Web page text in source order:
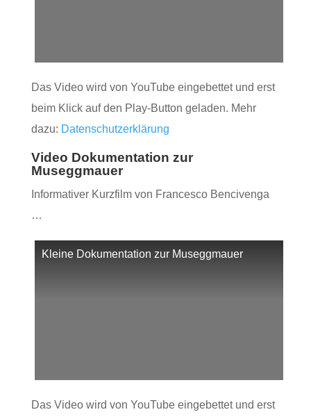
Das Video wird von YouTube eingebettet und erst
beim Klick auf den Play-Button geladen. Mehr
dazu: Datenschutzerklärung
Video Dokumentation zur
Museggmauer
Informativer Kurzfilm von Francesco Bencivenga
…
Kleine Dokumentation zur Museggmauer
Das Video wird von YouTube eingebettet und erst